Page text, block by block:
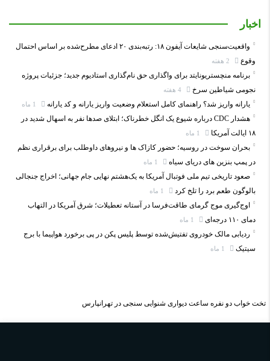
اخبار
واقعیت‌سنجی شایعات آیفون ۱۸: رتبه‌بندی ۲۰ ادعای مطرح‌شده بر اساس احتمال
وقوع
برنامه منچستریونایتد برای واگذاری حق نام‌گذاری استادیوم جدید؛ جزئیات پروژه
نجومی شیاطین سرخ
یارانه واریز شد؟ راهنمای کامل استعلام وضعیت واریز یارانه و کد یارانه
هشدار CDC درباره شیوع یک انگل خطرناک؛ ابتلای صدها نفر به اسهال شدید در
۱۸ ایالت آمریکا
بحران سوخت در روسیه؛ حضور کازاک‌ ها و نیروهای داوطلب برای برقراری نظم
در پمپ بنزین‌ های دریای سیاه
صعود تاریخی تیم ملی فوتبال آمریکا به یک‌هشتم نهایی جام جهانی؛ اخراج جنجالی
بالوگون طعم برد را تلخ کرد
اوج‌گیری موج گرمای طاقت‌فرسا در آستانه تعطیلات؛ شرق آمریکا در التهاب
دمای ۱۱۰ درجه‌ای
ردیابی مالک خودروی تفتیش‌شده توسط پلیس پکن در پی برخورد هواپیما با برج
سیتیک
تخت خواب دو نفره ساعت دیواری شنوایی سنجی در تهرانپارس